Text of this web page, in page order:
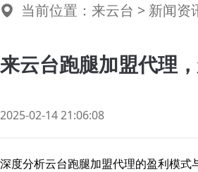
当前位置： 来云台 > 新闻资
来云台跑腿加盟代理
2025-02-14 21:06:08
深度分析云台跑腿加盟代理的盈利模式